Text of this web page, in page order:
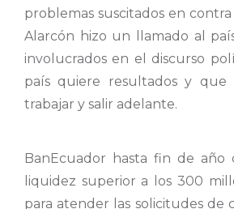
problemas suscitados en
Alarcón hizo un llamado al
involucrados en el discurso
país quiere resultados y que
trabajar y salir adelante.
BanEcuador hasta fin de año
liquidez superior a los 300
para atender las solicitudes de